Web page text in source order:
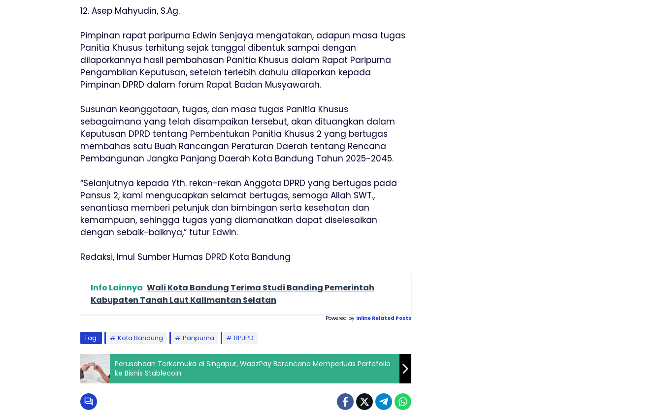
12. Asep Mahyudin, S.Ag.
Pimpinan rapat paripurna Edwin Senjaya mengatakan, adapun masa tugas
Panitia Khusus terhitung sejak tanggal dibentuk sampai dengan
dilaporkannya hasil pembahasan Panitia Khusus dalam Rapat Paripurna
Pengambilan Keputusan, setelah terlebih dahulu dilaporkan kepada
Pimpinan DPRD dalam forum Rapat Badan Musyawarah.
Susunan keanggotaan, tugas, dan masa tugas Panitia Khusus
sebagaimana yang telah disampaikan tersebut, akan dituangkan dalam
Keputusan DPRD tentang Pembentukan Panitia Khusus 2 yang bertugas
membahas satu Buah Rancangan Peraturan Daerah tentang Rencana
Pembangunan Jangka Panjang Daerah Kota Bandung Tahun 2025-2045.
“Selanjutnya kepada Yth. rekan-rekan Anggota DPRD yang bertugas pada
Pansus 2, kami mengucapkan selamat bertugas, semoga Allah SWT.,
senantiasa memberi petunjuk dan bimbingan serta kesehatan dan
kemampuan, sehingga tugas yang diamanatkan dapat diselesaikan
dengan sebaik-baiknya,” tutur Edwin.
Redaksi, Imul Sumber Humas DPRD Kota Bandung
Info Lainnya Wali Kota Bandung Terima Studi Banding Pemerintah
Kabupaten Tanah Laut Kalimantan Selatan
Powered by Inline Related Posts
Tag: Kota Bandung Paripurna RPJPD
Perusahaan Terkemuka di Singapur, WadzPay Berencana Memperluas Portofolio
ke Bisnis Stablecoin